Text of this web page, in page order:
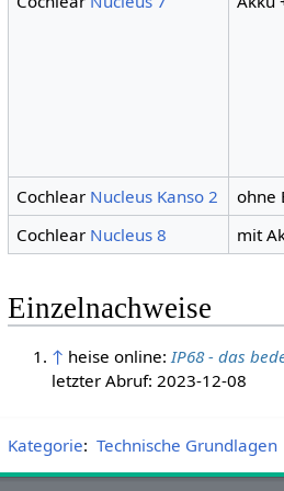
Cochlear Nucleus Kanso 2 ohne
Cochlear Nucleus 8 mit
Einzelnachweise
↑ heise online: IP68 - das
letzter Abruf: 2023-12-08
Kategorie: Technische Grundlagen